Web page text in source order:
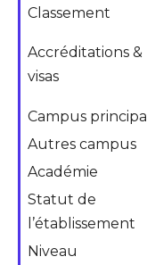
Classement
Accréditations &
visas
Campus principal
Autres campus
Académie
Statut de
l’établissement
Niveau